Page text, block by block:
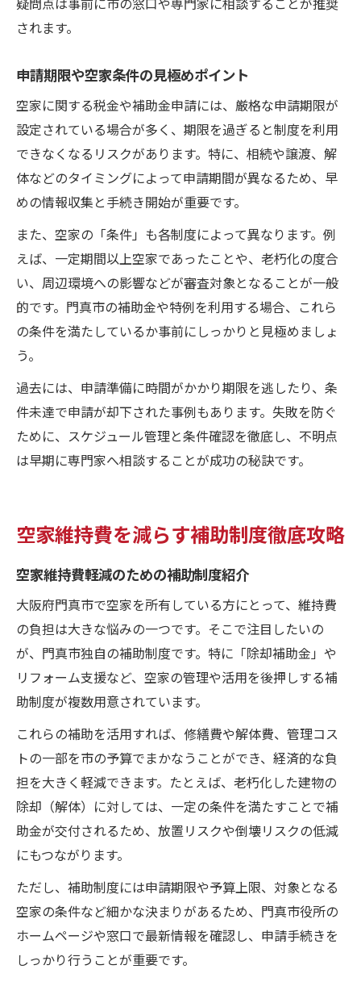
されます。
申請期限や空家条件の見極めポイント
空家に関する税金や補助金申請には、厳格な申請期限が
設定されている場合が多く、期限を過ぎると制度を利用
できなくなるリスクがあります。特に、相続や譲渡、解
体などのタイミングによって申請期間が異なるため、早
めの情報収集と手続き開始が重要です。
また、空家の「条件」も各制度によって異なります。例
えば、一定期間以上空家であったことや、老朽化の度合
い、周辺環境への影響などが審査対象となることが一般
的です。門真市の補助金や特例を利用する場合、これら
の条件を満たしているか事前にしっかりと見極めましょ
う。
過去には、申請準備に時間がかかり期限を逃したり、条
件未達で申請が却下された事例もあります。失敗を防ぐ
ために、スケジュール管理と条件確認を徹底し、不明点
は早期に専門家へ相談することが成功の秘訣です。
空家維持費を減らす補助制度徹底攻略
空家維持費軽減のための補助制度紹介
大阪府門真市で空家を所有している方にとって、維持費
の負担は大きな悩みの一つです。そこで注目したいの
が、門真市独自の補助制度です。特に「除却補助金」や
リフォーム支援など、空家の管理や活用を後押しする補
助制度が複数用意されています。
これらの補助を活用すれば、修繕費や解体費、管理コス
トの一部を市の予算でまかなうことができ、経済的な負
担を大きく軽減できます。たとえば、老朽化した建物の
除却（解体）に対しては、一定の条件を満たすことで補
助金が交付されるため、放置リスクや倒壊リスクの低減
にもつながります。
ただし、補助制度には申請期限や予算上限、対象となる
空家の条件など細かな決まりがあるため、門真市役所の
ホームページや窓口で最新情報を確認し、申請手続きを
しっかり行うことが重要です。